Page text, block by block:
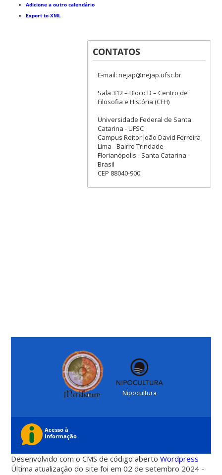
Adicione a outro calendário
Export to XML
CONTATOS
E-mail: nejap@nejap.ufsc.br
Sala 312 – Bloco D – Centro de
Filosofia e História (CFH)
Universidade Federal de Santa
Catarina - UFSC
Campus Reitor João David Ferreira
Lima - Bairro Trindade
Florianópolis - Santa Catarina -
Brasil
CEP 88040-900
Nipocultura
Desenvolvido com o CMS de código abertoWordpress
Última atualização do site foi em 02 de setembro 2024 -